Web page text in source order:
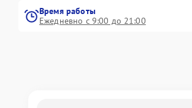
Время работы
Ежедневно с 9:00 до 21:00